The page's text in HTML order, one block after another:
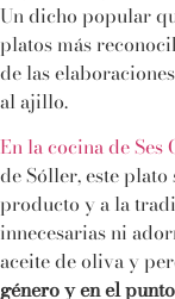
Un dicho popular
platos más
de las
al ajillo.
En la cocina de Ses
de Sóller, este plato
producto y a la
innecesarias ni
aceite de oliva y
género y en el